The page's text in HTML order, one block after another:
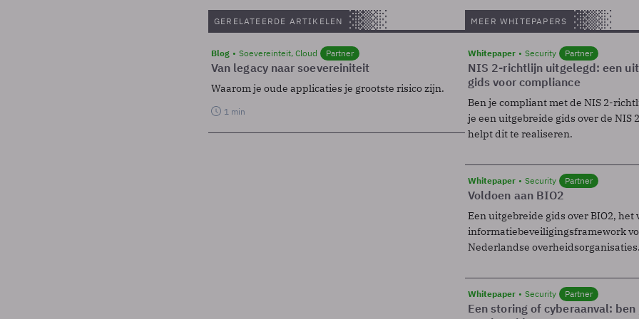
GERELATEERDE ARTIKELEN
Blog Soevereinteit, Cloud Partner
Van legacy naar soevereiniteit
Waarom je oude applicaties je grootste risico zijn.
1 min
MEER WHITEPAPERS
Whitepaper Security Partner
NIS 2-richtlijn uitgelegd: een
gids voor compliance
Ben je compliant met de NIS 2-
je een uitgebreide gids over de NIS
helpt dit te realiseren.
Whitepaper Security Partner
Voldoen aan BIO2
Een uitgebreide gids over BIO2, het
informatiebeveiligingsframework
Nederlandse
Whitepaper Security Partner
Een storing of cyberaanval: ben